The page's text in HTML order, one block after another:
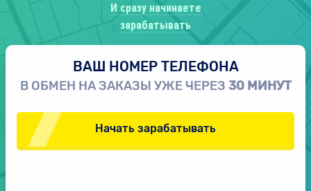
И сразу начинаете
зарабатывать
ВАШ НОМЕР ТЕЛЕФОНА
В ОБМЕН НА ЗАКАЗЫ УЖЕ ЧЕРЕЗ 30 МИНУТ
Начать зарабатывать